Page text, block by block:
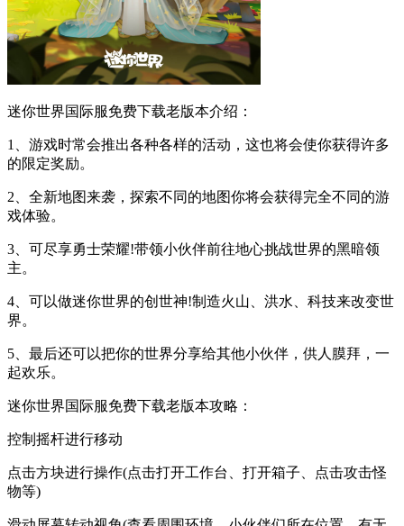
迷你世界国际服免费下载老版本介绍：
1、游戏时常会推出各种各样的活动，这也将会使你获得许多
的限定奖励。
2、全新地图来袭，探索不同的地图你将会获得完全不同的游
戏体验。
3、可尽享勇士荣耀!带领小伙伴前往地心挑战世界的黑暗领
主。
4、可以做迷你世界的创世神!制造火山、洪水、科技来改变世
界。
5、最后还可以把你的世界分享给其他小伙伴，供人膜拜，一
起欢乐。
迷你世界国际服免费下载老版本攻略：
控制摇杆进行移动
点击方块进行操作(点击打开工作台、打开箱子、点击攻击怪
物等)